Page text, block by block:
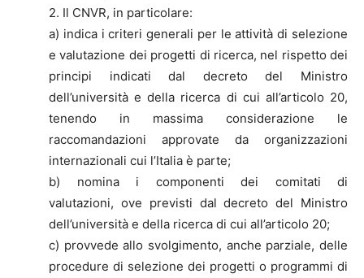
2. Il CNVR, in particolare:
a) indica i criteri generali per le attività di selezione
e valutazione dei progetti di ricerca, nel rispetto dei
principi indicati dal decreto del Ministro
dell’università e della ricerca di cui all’articolo 20,
tenendo in massima considerazione le
raccomandazioni approvate da organizzazioni
internazionali cui l’Italia è parte;
b) nomina i componenti dei comitati di
valutazioni, ove previsti dal decreto del Ministro
dell’università e della ricerca di cui all’articolo 20;
c) provvede allo svolgimento, anche parziale, delle
procedure di selezione dei progetti o programmi di